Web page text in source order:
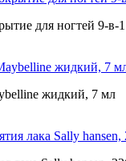
для ногтей 9-в-
жидкий, 7 мл